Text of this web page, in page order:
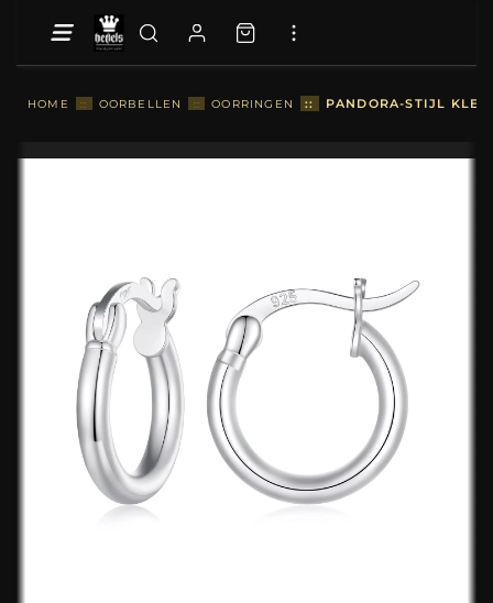
HOME :: OORBELLEN :: OORRINGEN :: PANDORA-STIJL